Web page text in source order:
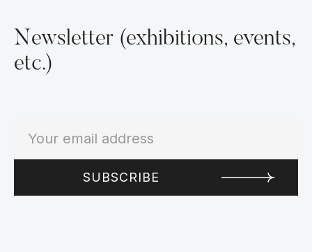
Newsletter (exhibitions, events,
etc.)